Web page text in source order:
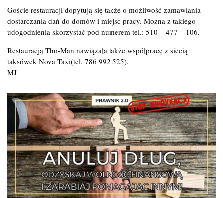
Goście restauracji dopytują się także o możliwość zamawiania
dostarczania dań do domów i miejsc pracy. Można z takiego
udogodnienia skorzystać pod numerem tel.: 510 – 477 – 106.
Restauracją Tho-Man nawiązała także współpracę z siecią
taksówek Nova Taxi(tel. 786 992 525).
MJ